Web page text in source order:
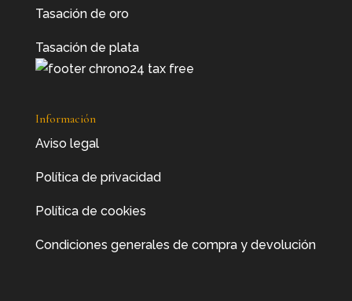
Tasación de oro
Tasación de plata
Información
Aviso legal
Política de privacidad
Política de cookies
Condiciones generales de compra y devolución